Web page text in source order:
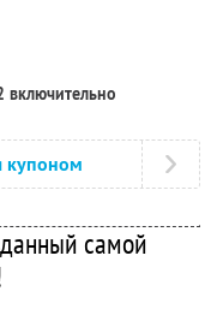
включительно
купоном
самой